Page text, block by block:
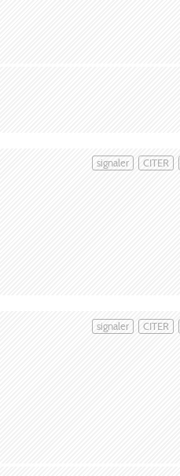
CITER
signaler
CITER
signaler